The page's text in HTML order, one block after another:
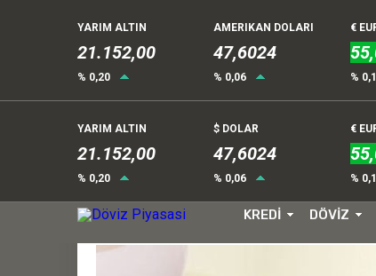
YARIM ALTIN
21.152,00
% 0,20
AMERIKAN DOLARI
47,6024
% 0,06
€
%
YARIM ALTIN
21.152,00
% 0,20
$ DOLAR
47,6024
% 0,06
€
%
KREDİ DÖVİZ
Anasayfa / Bakan Özer: Altı
Bakan Özer: Altı